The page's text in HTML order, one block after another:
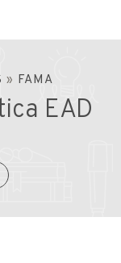
» FAMA
EAD